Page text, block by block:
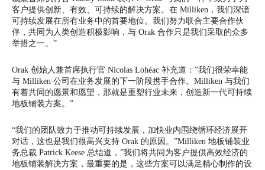
客户提供创新、有效、可持续的解决方案。在 Milliken，我们深谙
可持续发展在所有业务中的首要地位。我们努力联合主要合作伙
伴，共同为人类创造积极影响，与 Orak 合作只是我们采取的众多
举措之一。”
Orak 创始人兼首席执行官 Nicolas Lohéac 补充道：”我们很荣幸能
与 Milliken 公司在业务发展的下一阶段携手合作。Milliken 与我们
有着共同的愿景和愿望，那就是重塑行业未来，创造新一代可持续
地板铺装方案。”
“我们的团队致力于推动可持续发展，加快业内围绕循环经济展开
对话，这也是我们很高兴支持 Orak 的原因。”Milliken 地板铺装业
务总裁 Patrick Keese 总结道，”我们将共同为客户提供高效经济的
地板铺装解决方案，最重要的是，这些方案可以满足精心制作的设